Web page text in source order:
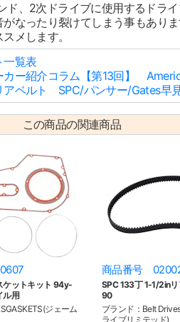
ド、2次ドライブに使用するドライ
なったり裂けてしまう事もありま
メします。
一覧表
カー紹介コラム【第13回】
アベルト SPC/パンサー/Gates早
この商品の関連商品
ケットキット 94y-
ル用
ジェーム
商品番号
SPC 133丁 1-1/2in
90
ブランド：Belt
ライブリミテッド)